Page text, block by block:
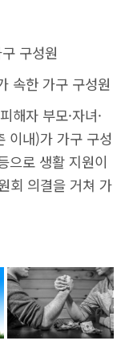
구성원
속한 가구 구성원
해자 부모·자녀·
이내)가 가구 구성
으로 생활 지원이
회 의결을 거쳐 가